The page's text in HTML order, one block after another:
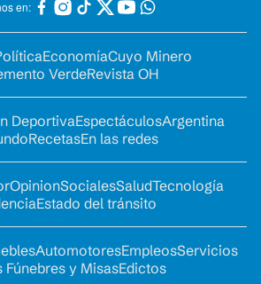
en:
EconomíaCuyo Minero
VerdeRevista OH
DeportivaEspectáculosArgentina
RecetasEn las redes
OpinionSocialesSaludTecnología
Estado del tránsito
AutomotoresEmpleosServicios
Fúnebres y MisasEdictos